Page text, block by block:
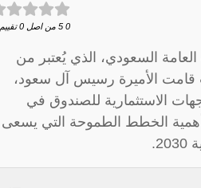
0
5 من اصل 0 تقييم.
السعودي، الذي يُعتبر من
قامت الأميرة رسيس آل سعود،
الاستثمارية للصندوق في
أهمية الخطط الطموحة التي يسعى